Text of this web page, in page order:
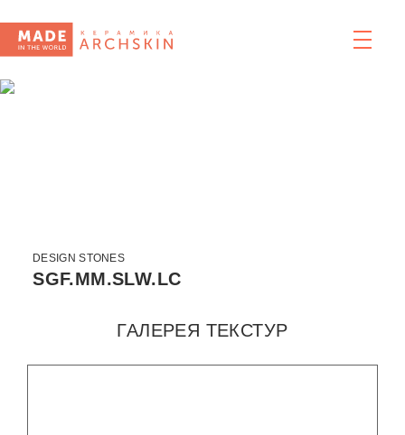
DESIGN STONES
SGF.MM.SLW.LC
ГАЛЕРЕЯ ТЕКСТУР